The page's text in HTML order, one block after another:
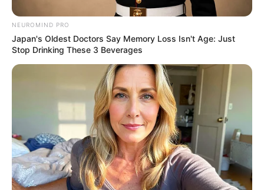
NEUROMIND PRO
Japan's Oldest Doctors Say Memory Loss Isn't Age: Just
Stop Drinking These 3 Beverages